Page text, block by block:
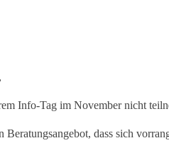
Info-Tag im November nicht
dass sich